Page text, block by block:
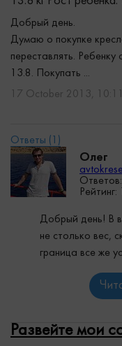
Добрый день.
Думаю о покупке
переставлять.
13.8. Покупать ...
17 October 2013,
Олег
Рейтинг:
Добрый день! В
не столько вес,
граница все же
Развейте мои